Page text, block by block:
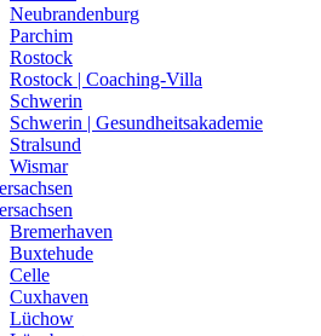
Neubrandenburg
Parchim
Rostock
Rostock | Coaching-Villa
Schwerin
Schwerin | Gesundheitsakademie
Stralsund
Wismar
Bremerhaven
Buxtehude
Celle
Cuxhaven
Lüchow